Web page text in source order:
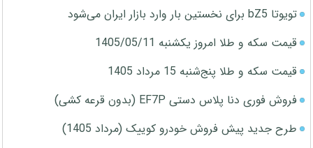
تویوتا bZ5 برای نخستین بار وارد بازار ایران می‌شود
قیمت سکه و طلا امروز یکشنبه 1405/05/11
قیمت سکه و طلا پنج‌شنبه 15 مرداد 1405
فروش فوری دنا پلاس دستی EF7P (بدون قرعه کشی)
طرح جدید پیش فروش خودرو کوییک (مرداد 1405)